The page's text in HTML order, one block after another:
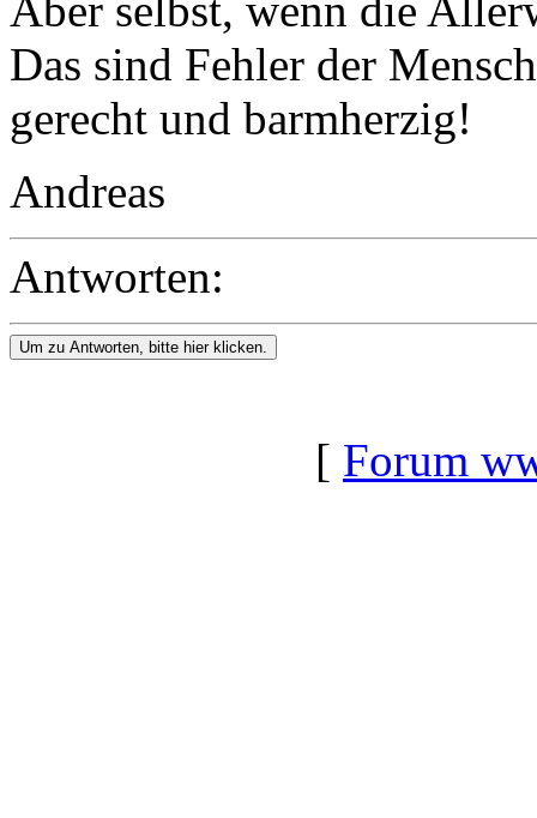
Das sind Fehler der
gerecht und barmherzig!
Andreas
Antworten:
Um zu Antworten, bitte hier klicken.
[ Forum